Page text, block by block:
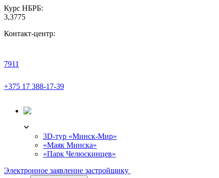
Курс НБРБ:
3,3775
Контакт-центр:
7911
+375 17 388-17-39
3D-тур «Минск-Мир»
«Маяк Минска»
«Парк Челюскинцев»
Электронное заявление застройщику